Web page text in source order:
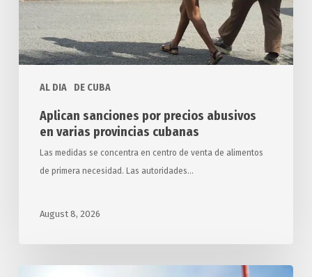
AL DIA DE CUBA
provincias
cubanas
Aplican sanciones por precios abusivos
en varias provincias cubanas
Las medidas se concentra en centro de venta de alimentos
de primera necesidad. Las autoridades…
August 8, 2026